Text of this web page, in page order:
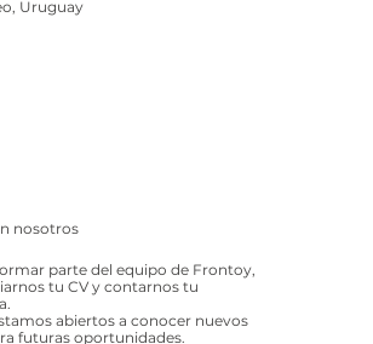
Uruguay
nosotros
parte del equipo de Frontoy,
tu CV y contarnos tu
abiertos a conocer nuevos
futuras oportunidades.